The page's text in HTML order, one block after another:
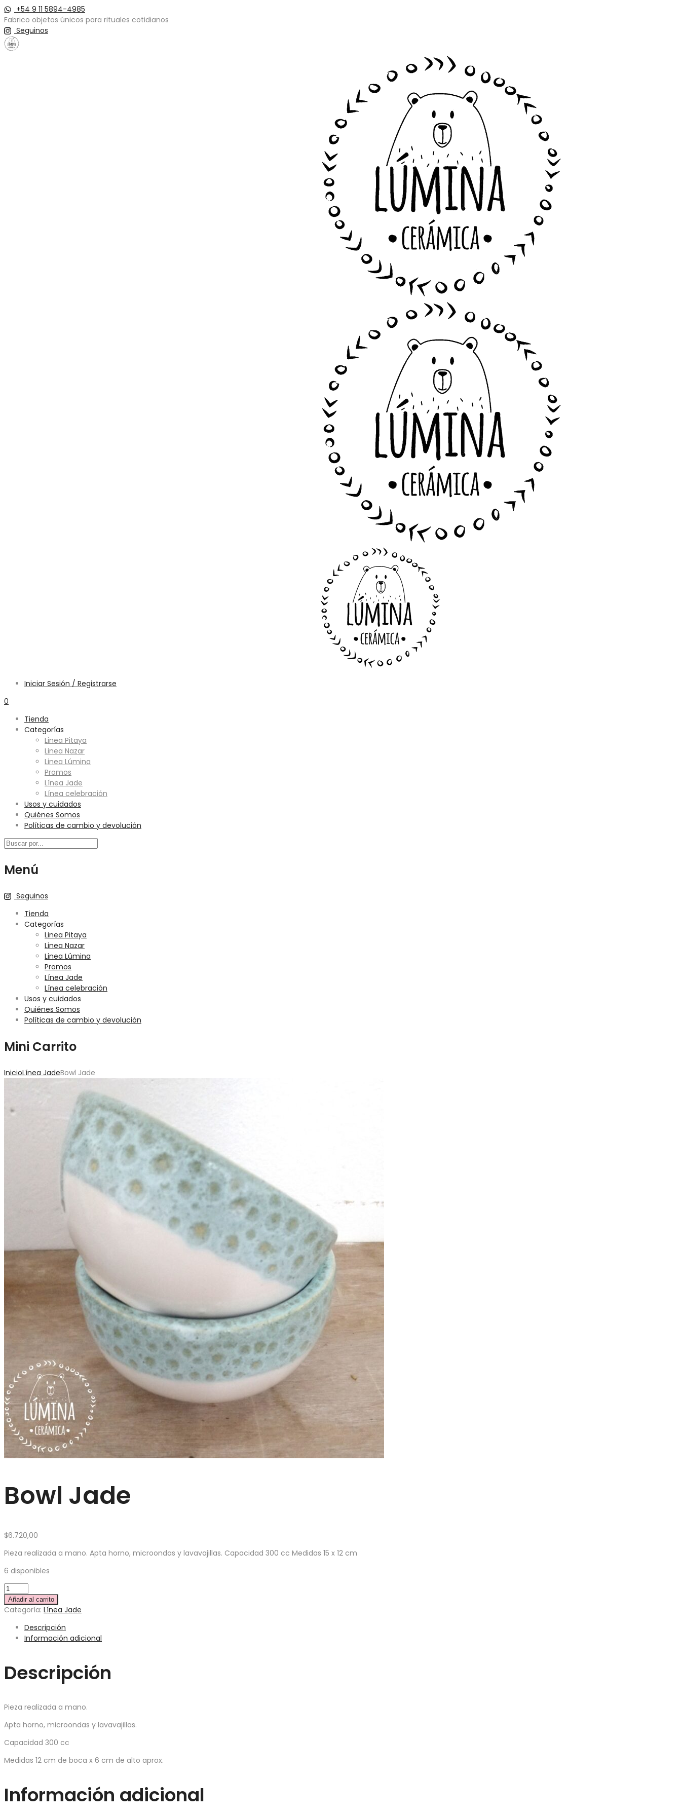
+54 9 11 5894-4985
Fabrico objetos únicos para rituales cotidianos
Seguinos
Iniciar Sesión / Registrarse
0
Tienda
Categorías
Linea Pitaya
Linea Nazar
Linea Lúmina
Promos
Línea Jade
Línea celebración
Usos y cuidados
Quiénes Somos
Políticas de cambio y devolución
Menú
Seguinos
Tienda
Categorías
Linea Pitaya
Linea Nazar
Linea Lúmina
Promos
Línea Jade
Línea celebración
Usos y cuidados
Quiénes Somos
Políticas de cambio y devolución
Mini Carrito
InicioLínea JadeBowl Jade
Bowl Jade
$6.720,00
Pieza realizada a mano. Apta horno, microondas y lavavajillas. Capacidad 300 cc Medidas 15 x 12 cm
6 disponibles
Añadir al carrito
Categoría: Línea Jade
Descripción
Información adicional
Descripción
Pieza realizada a mano.
Apta horno, microondas y lavavajillas.
Capacidad 300 cc
Medidas 12 cm de boca x 6 cm de alto aprox.
Información adicional